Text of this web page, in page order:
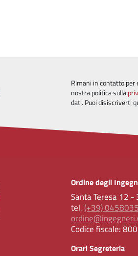
Rimani in contatto
nostra politica sulla
dati. Puoi disiscriverti
Ordine degli
Santa Teresa 12
tel.(+39)
Codice fiscale:
Orari Segreteria